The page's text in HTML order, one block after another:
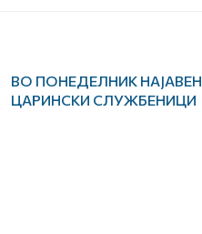
ВО ПОНЕДЕЛНИК
ЦАРИНСКИ СЛУЖБЕНИЦИ